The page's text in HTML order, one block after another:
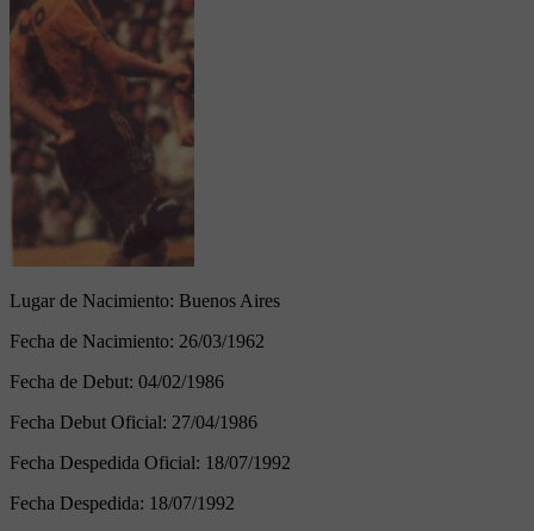
Lugar de Nacimiento: Buenos Aires
Fecha de Nacimiento: 26/03/1962
Fecha de Debut: 04/02/1986
Fecha Debut Oficial: 27/04/1986
Fecha Despedida Oficial: 18/07/1992
Fecha Despedida: 18/07/1992